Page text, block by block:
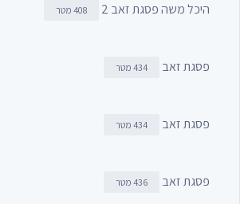
היכל משה פסגת זאב 2 408 מטר
פסגת זאב 434 מטר
פסגת זאב 434 מטר
פסגת זאב 436 מטר